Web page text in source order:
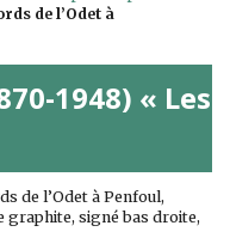
de l’Odet à
1948) « Les
de l’Odet à Penfoul,
graphite, signé bas droite,